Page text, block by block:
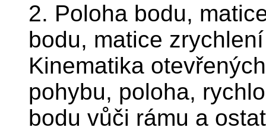
2. Poloha bodu,
bodu, matice
Kinematika
pohybu, poloha,
bodu vůči rámu a